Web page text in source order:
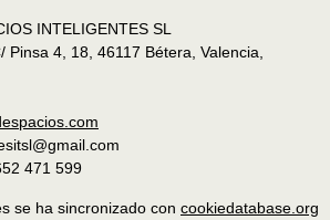
INTELIGENTES SL
Pinsa 4, 18, 46117 Bétera, Valencia,
gmail.com
471 599
se ha sincronizado con cookiedatabase.org